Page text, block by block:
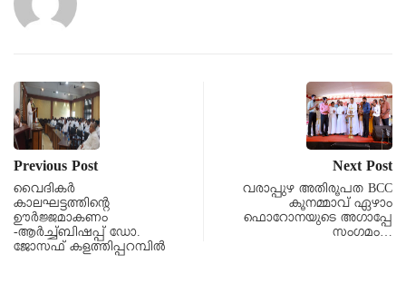
Previous Post
വൈദികർ
കാലഘട്ടത്തിൻ്റെ
ഊർജ്ജമാകണം
-ആർച്ച്ബിഷപ്പ് ഡോ.
ജോസഫ് കളത്തിപ്പറമ്പിൽ
Next Post
വരാപ്പുഴ അതിരൂപത BCC
കൂനമ്മാവ് ഏഴാം
ഫൊറോനയുടെ അഗാപ്പേ
സംഗമം…